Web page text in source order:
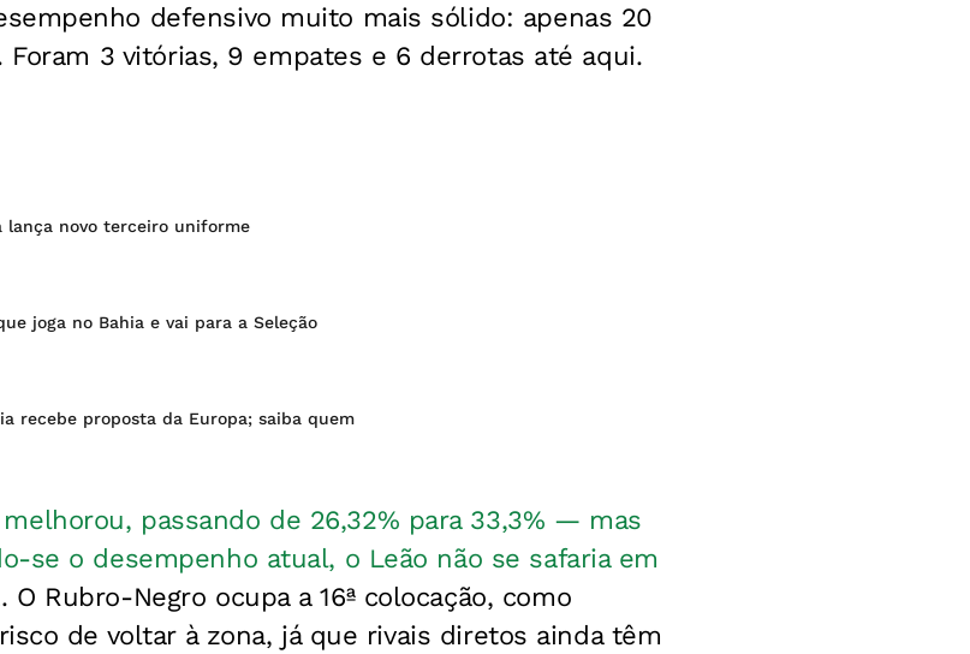
defensivo muito mais sólido: apenas 20
3 vitórias, 9 empates e 6 derrotas até aqui.
lança novo terceiro uniforme
joga no Bahia e vai para a Seleção
recebe proposta da Europa; saiba quem
passando de 26,32% para 33,3% — mas
se o desempenho atual, o Leão não se safaria em
. O Rubro-Negro ocupa a 16ª colocação, como
de voltar à zona, já que rivais diretos ainda têm